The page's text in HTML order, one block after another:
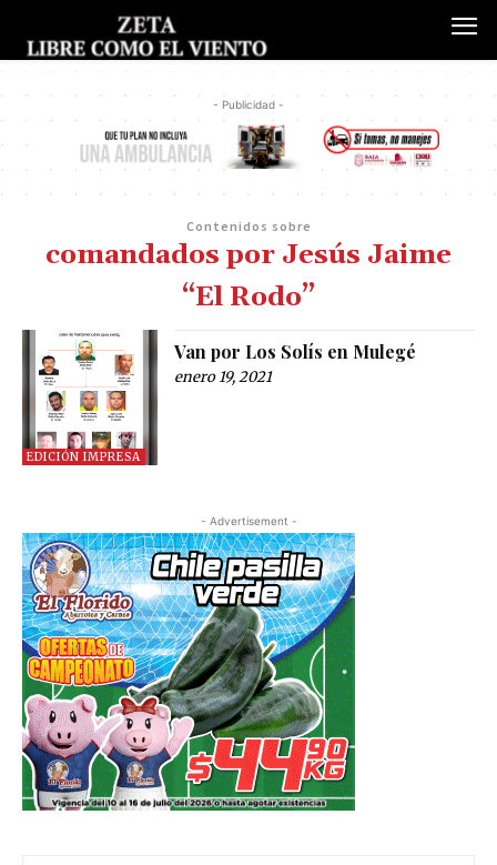
- Publicidad -
Contenidos sobre
comandados por Jesús Jaime
“El Rodo”
EDICIÓN IMPRESA
Van por Los Solís en Mulegé
enero 19, 2021
- Advertisement -